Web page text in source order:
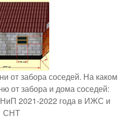
от забора соседей. На каком
от забора и дома соседей:
2021-2022 года в ИЖС и
СНТ